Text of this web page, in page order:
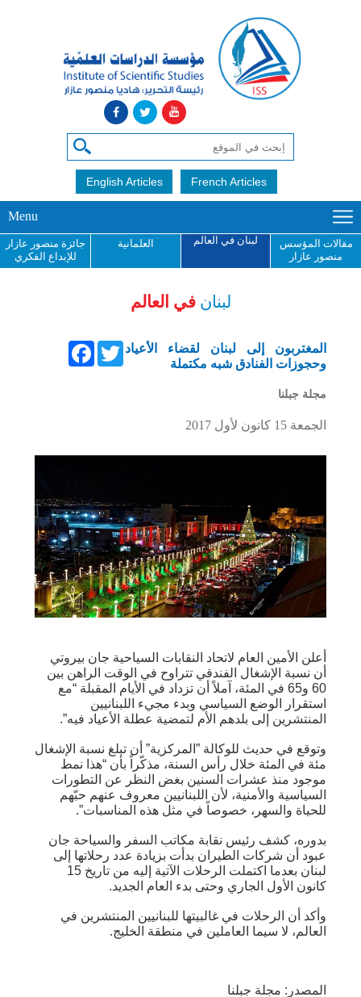
English Articles French Articles
Menu
مقالات المؤسس
منصور عازار
لبنان في العالم العلمانية
جائزة منصور عازار
للإبداع الفكري
لبنان في العالم
FacebookTwitter المغتربون إلى لبنان لقضاء الأعياد
وحجوزات الفنادق شبه مكتملة
مجلة جبلنا
الجمعة 15 كانون لأول 2017
أعلن الأمين العام لاتحاد النقابات السياحية جان بيروتي
أن نسبة الإشغال الفندقي تتراوح في الوقت الراهن بين
60 و65 في المئة، آملاً أن تزداد في الأيام المقبلة “مع
استقرار الوضع السياسي وبدء مجيء اللبنانيين
المنتشرين إلى بلدهم الأم لتمضية عطلة الأعياد فيه”.
وتوقع في حديث للوكالة ”المركزية” أن تبلغ نسبة الإشغال
مئة في المئة خلال رأس السنة، مذكّراً بأن “هذا نمط
موجود منذ عشرات السنين بغض النظر عن التطورات
السياسية والأمنية، لأن اللبنانيين معروف عنهم حبّهم
للحياة والسهر، خصوصاً في مثل هذه المناسبات”.
بدوره، كشف رئيس نقابة مكاتب السفر والسياحة جان
عبود أن شركات الطيران بدأت بزيادة عدد رحلاتها إلى
لبنان بعدما اكتملت الرحلات الآتية إليه من تاريخ 15
كانون الأول الجاري وحتى بدء العام الجديد.
وأكد أن الرحلات في غالبيتها للبنانيين المنتشرين في
العالم، لا سيما العاملين في منطقة الخليج.
المصدر: مجلة جبلنا